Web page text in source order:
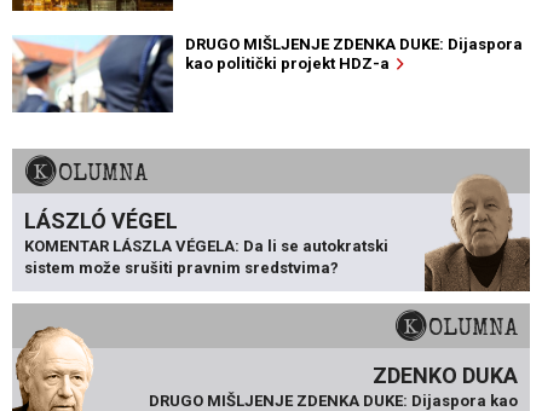
DRUGO MIŠLJENJE ZDENKA DUKE: Dijaspora
kao politički projekt HDZ-a
KOLUMNA
LÁSZLÓ VÉGEL
KOMENTAR LÁSZLA VÉGELA: Da li se autokratski
sistem može srušiti pravnim sredstvima?
KOLUMNA
ZDENKO DUKA
DRUGO MIŠLJENJE ZDENKA DUKE: Dijaspora kao